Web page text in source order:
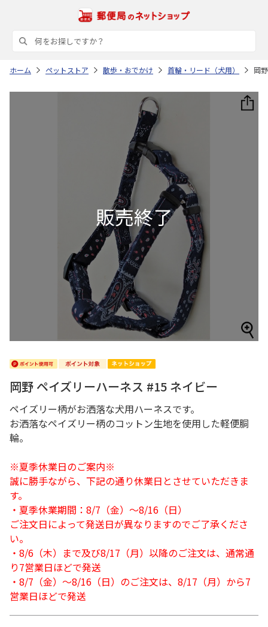
ホーム ペットストア 散歩・おでかけ 首輪・リード（犬用） 岡
岡野 ペイズリーハーネス #15 ネイビー
ペイズリー柄がお洒落な犬用ハーネスです。
お洒落なペイズリー柄のコットン生地を使用した軽便胴
輪。
※夏季休業日のご案内※
誠に勝手ながら、下記の通り休業日とさせていただきま
す。
・夏季休業期間：8/7（金）～8/16（日）
ご注文日によって発送日が異なりますのでご了承くださ
い。
・8/6（木）まで及び8/17（月）以降のご注文は、通常通
り7営業日ほどで発送
・8/7（金）～8/16（日）のご注文は、8/17（月）から7
営業日ほどで発送